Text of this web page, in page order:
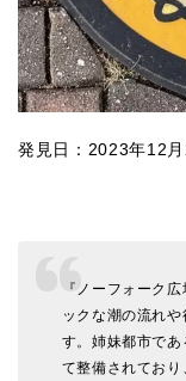
発見日：2023年12
『ノーフォーク
ックな潮の流れ
す。姉妹都市で
て整備されてお